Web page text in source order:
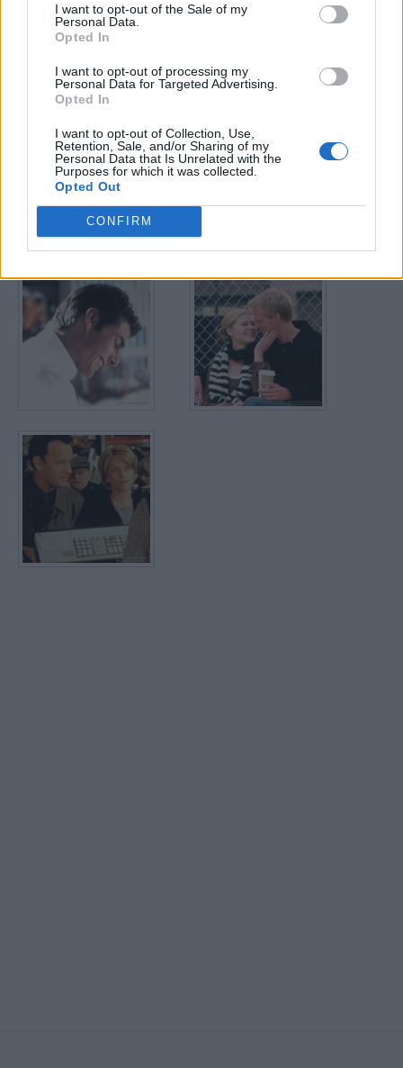
I want to opt-out of the Sale of my
Personal Data.
Opted In
I want to opt-out of processing my
Personal Data for Targeted Advertising.
Opted In
I want to opt-out of Collection, Use,
Retention, Sale, and/or Sharing of my
Personal Data that Is Unrelated with the
Purposes for which it was collected.
Opted Out
CONFIRM
Suchen!
Nächste Rätsel:
Klicken Sie auf das Bild, um die Antwort zu sehen.